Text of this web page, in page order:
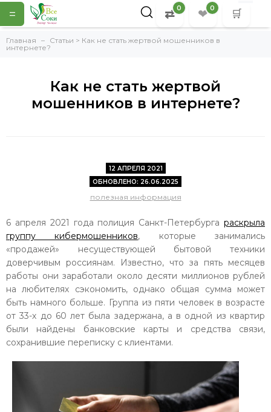
= ⇄ 0 ❤ 0 🛒
Главная
Статьи > Как не стать жертвой мошенников в
интернете?
Как не стать жертвой
мошенников в интернете?
12 АПРЕЛЯ 2021
ОБНОВЛЕНО: 26.06.2025
полезная информация
6 апреля 2021 года полиция Санкт-Петербурга раскрыла
группу кибермошенников, которые занимались
«продажей» несуществующей бытовой техники
доверчивым россиянам. Известно, что за пять месяцев
работы они заработали около десяти миллионов рублей
на любителях сэкономить, однако общая сумма может
быть намного больше. Группа из пяти человек в возрасте
от 33-х до 60 лет была задержана, а в одной из квартир
были найдены банковские карты и средства связи,
сохранившие переписку с клиентами.